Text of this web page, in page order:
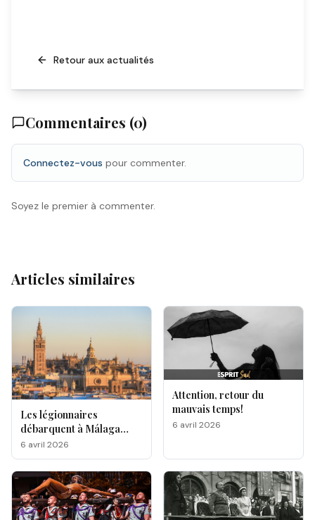
Retour aux actualités
Commentaires (0)
Connectez-vous pour commenter.
Soyez le premier à commenter.
Articles similaires
Les légionnaires
débarquent à Málaga
pour la Semaine Sainte
6 avril 2026
Attention, retour du
mauvais temps!
6 avril 2026